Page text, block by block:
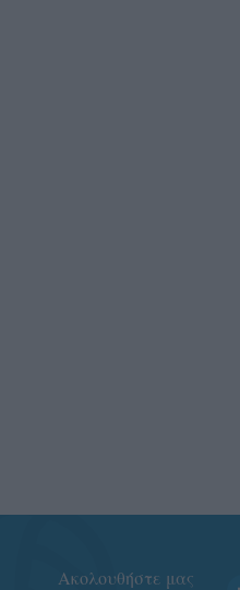
Aκολουθήστε μας